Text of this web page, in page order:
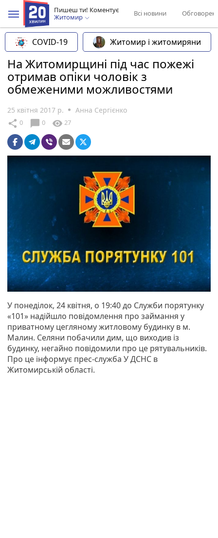
Пишеш ти! Коментує
Житомир
Всі новини
COVID-19 Житомир і житомиряни
На Житомирщині під час пожежі
отримав опіки чоловік з
обмеженими можливостями
25 квітня 2017 р. Анна Сергієнко
share 0 chat_bubble 0 visibility 27
У понеділок, 24 квітня, о 19:40 до Служби порятунку
«101» надійшло повідомлення про займання у
приватному цегляному житловому будинку в м.
Малин. Селяни побачили дим, що виходив із
будинку, негайно повідомили про це рятувальників.
Про це інформує прес-служба У ДСНС в
Житомирській області.